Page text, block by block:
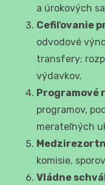
a úrokových
Cefiľovanie
odvodové
transfery;
výdavkov.
Programové
programov,
merateľných
komisie,
Vládne